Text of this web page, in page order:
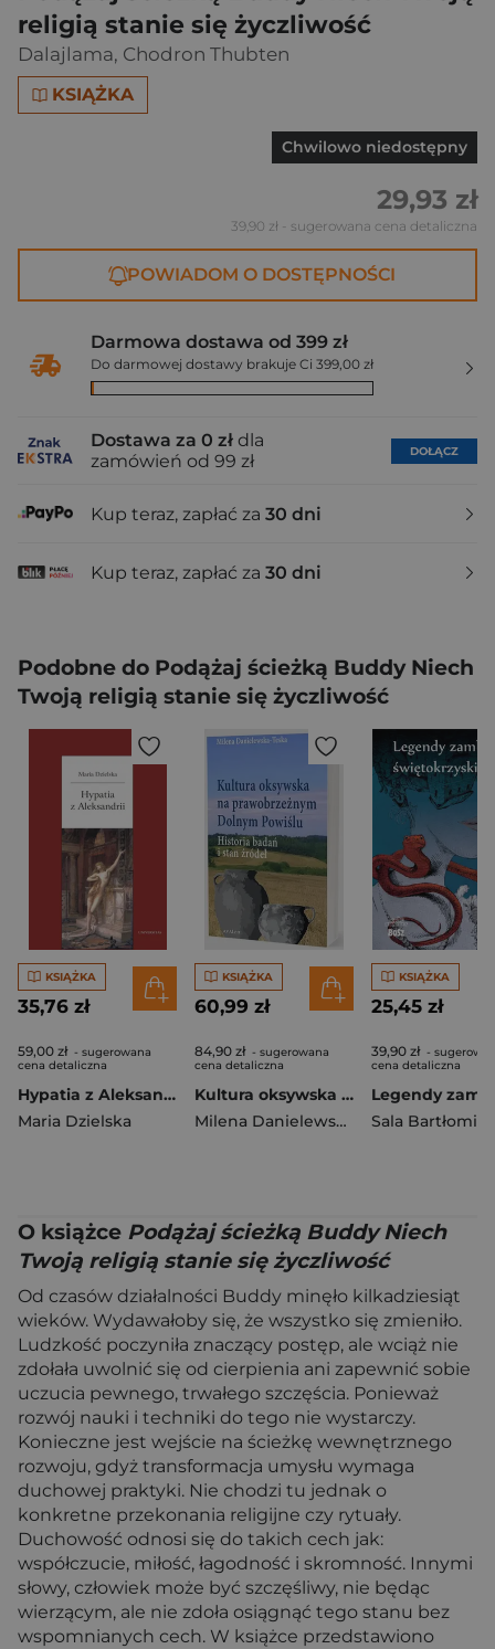
religią stanie się życzliwość
Dalajlama, Chodron Thubten
KSIĄŻKA
Chwilowo niedostępny
29,93 zł
39,90 zł - sugerowana cena detaliczna
POWIADOM O DOSTĘPNOŚCI
Darmowa dostawa od 399 zł
Do darmowej dostawy brakuje Ci 399,00 zł
Dostawa za 0 zł dla
zamówień od 99 zł
DOŁĄCZ
Kup teraz, zapłać za 30 dni
Kup teraz, zapłać za 30 dni
Podobne do Podążaj ścieżką Buddy Niech
Twoją religią stanie się życzliwość
KSIĄŻKA
35,76 zł
59,00 zł - sugerowana
cena detaliczna
Hypatia z Aleksandrii wyd. 4
Maria Dzielska
KSIĄŻKA
60,99 zł
84,90 zł - sugerowana
cena detaliczna
Kultura oksywska na prawobrzeżnym Dolnym Powiślu
Milena Danielewska-Teska
KSIĄŻKA
25,45 zł
39,90 zł -
cena detaliczna
O książce Podążaj ścieżką Buddy Niech
Twoją religią stanie się życzliwość
Od czasów działalności Buddy minęło kilkadziesiąt
wieków. Wydawałoby się, że wszystko się zmieniło.
Ludzkość poczyniła znaczący postęp, ale wciąż nie
zdołała uwolnić się od cierpienia ani zapewnić sobie
uczucia pewnego, trwałego szczęścia. Ponieważ
rozwój nauki i techniki do tego nie wystarczy.
Konieczne jest wejście na ścieżkę wewnętrznego
rozwoju, gdyż transformacja umysłu wymaga
duchowej praktyki. Nie chodzi tu jednak o
konkretne przekonania religijne czy rytuały.
Duchowość odnosi się do takich cech jak:
współczucie, miłość, łagodność i skromność. Innymi
słowy, człowiek może być szczęśliwy, nie będąc
wierzącym, ale nie zdoła osiągnąć tego stanu bez
wspomnianych cech. W książce przedstawiono